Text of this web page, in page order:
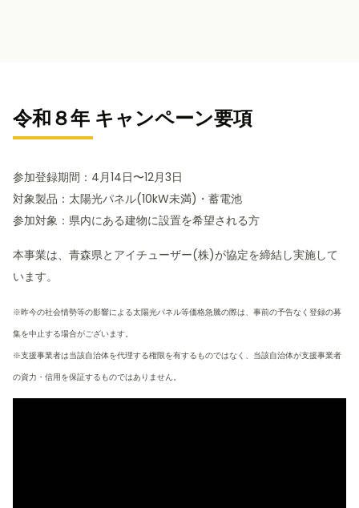
令和８年 キャンペーン要項
参加登録期間：4月14日〜12月3日
対象製品：太陽光パネル(10kW未満)・蓄電池
参加対象：県内にある建物に設置を希望される方
本事業は、青森県とアイチューザー(株)が協定を締結し実施して
います。
※昨今の社会情勢等の影響による太陽光パネル等価格急騰の際は、事前の予告なく登録の募
集を中止する場合がございます。
※支援事業者は当該自治体を代理する権限を有するものではなく、当該自治体が支援事業者
の資力・信用を保証するものではありません。